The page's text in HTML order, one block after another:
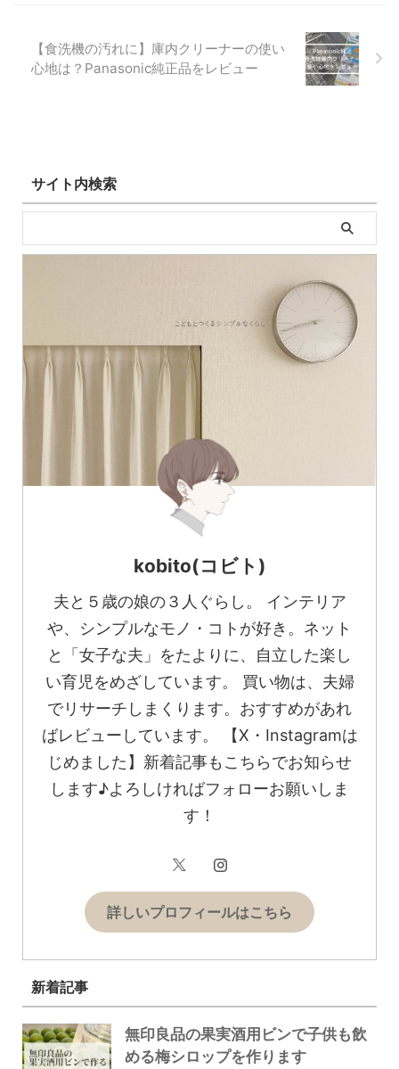
【食洗機の汚れに】庫内クリーナーの使い
心地は？Panasonic純正品をレビュー
サイト内検索
kobito(コビト)
夫と５歳の娘の３人ぐらし。 インテリア
や、シンプルなモノ・コトが好き。ネット
と「女子な夫」をたよりに、自立した楽し
い育児をめざしています。 買い物は、夫婦
でリサーチしまくります。おすすめがあれ
ばレビューしています。 【X・Instagramは
じめました】新着記事もこちらでお知らせ
します♪よろしければフォローお願いしま
す！
詳しいプロフィールはこちら
新着記事
無印良品の果実酒用ビンで子供も飲
める梅シロップを作ります